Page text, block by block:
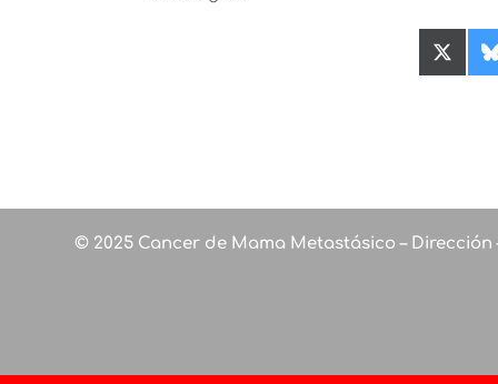
en
© 2025 Cancer de Mama Metastásico – Dirección